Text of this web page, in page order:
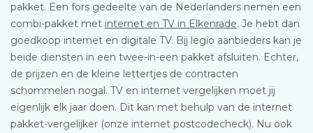
pakket. Een fors gedeelte van de Nederlanders nemen een
combi-pakket met internet en TV in Elkenrade. Je hebt dan
goedkoop internet en digitale TV. Bij legio aanbieders kan je
beide diensten in een twee-in-een pakket afsluiten. Echter,
de prijzen en de kleine lettertjes de contracten
schommelen nogal. TV en internet vergelijken moet jij
eigenlijk elk jaar doen. Dit kan met behulp van de internet
pakket-vergelijker (onze internet postcodecheck). Nu ook